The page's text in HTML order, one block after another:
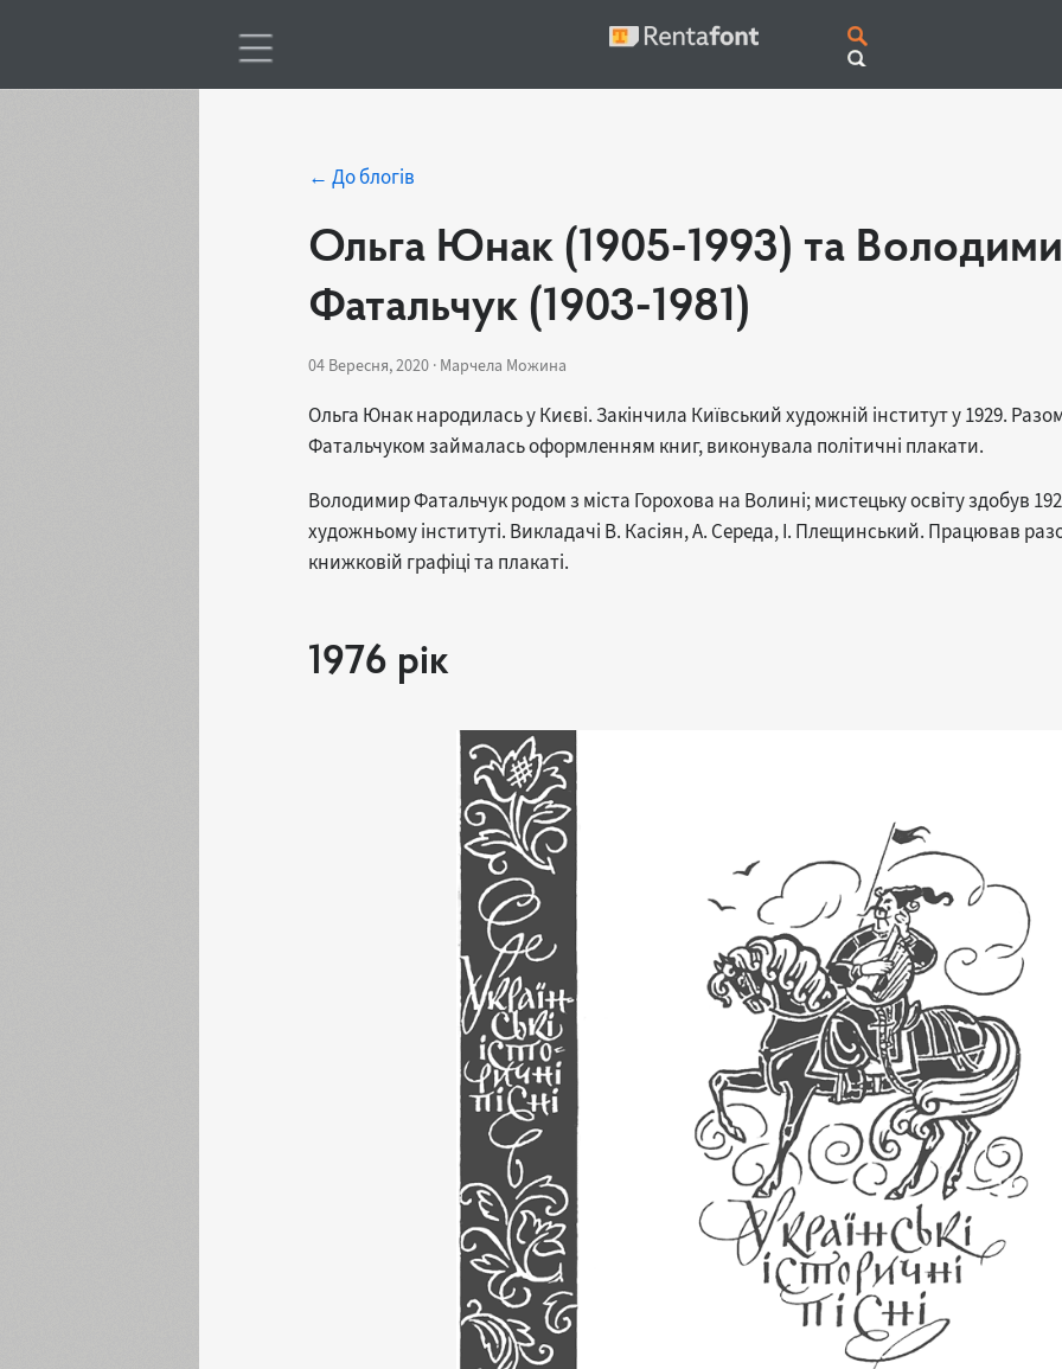
← До блогів
Ольга Юнак (1905-1993) та
Фатальчук (1903-1981)
04 Вересня, 2020 · Марчела Можина
Ольга Юнак народилась у Києві. Закінчила Київський художній інститут у 1929.
Фатальчуком займалась оформленням книг, виконувала політичні плакати.
Володимир Фатальчук родом з міста Горохова на Волині; мистецьку освіту здобув
художньому інституті. Викладачі В. Касіян, А. Середа, І. Плещинський. Працював
книжковій графіці та плакаті.
1976 рік